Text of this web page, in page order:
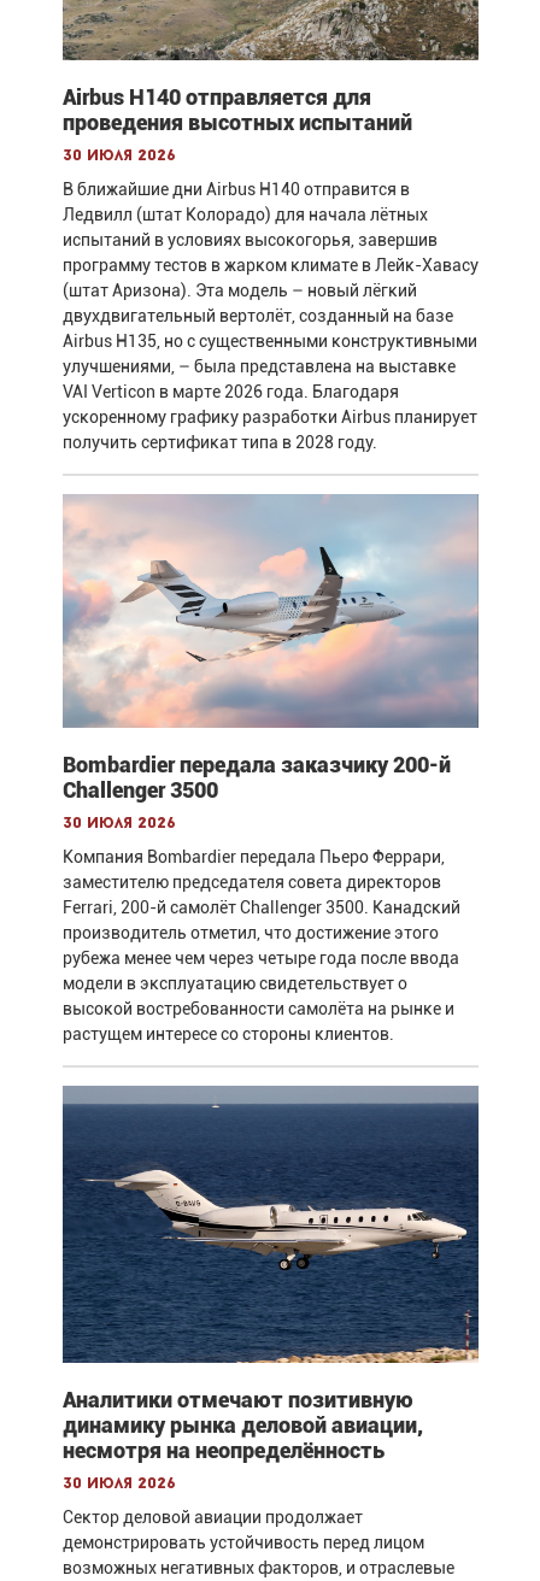
Airbus H140 отправляется для
проведения высотных испытаний
30 июля 2026
В ближайшие дни Airbus H140 отправится в
Ледвилл (штат Колорадо) для начала лётных
испытаний в условиях высокогорья, завершив
программу тестов в жарком климате в Лейк-Хавасу
(штат Аризона). Эта модель – новый лёгкий
двухдвигательный вертолёт, созданный на базе
Airbus H135, но с существенными конструктивными
улучшениями, – была представлена на выставке
VAI Verticon в марте 2026 года. Благодаря
ускоренному графику разработки Airbus планирует
получить сертификат типа в 2028 году.
Bombardier передала заказчику 200-й
Challenger 3500
30 июля 2026
Компания Bombardier передала Пьеро Феррари,
заместителю председателя совета директоров
Ferrari, 200-й самолёт Challenger 3500. Канадский
производитель отметил, что достижение этого
рубежа менее чем через четыре года после ввода
модели в эксплуатацию свидетельствует о
высокой востребованности самолёта на рынке и
растущем интересе со стороны клиентов.
Аналитики отмечают позитивную
динамику рынка деловой авиации,
несмотря на неопределённость
30 июля 2026
Сектор деловой авиации продолжает
демонстрировать устойчивость перед лицом
возможных негативных факторов, и отраслевые